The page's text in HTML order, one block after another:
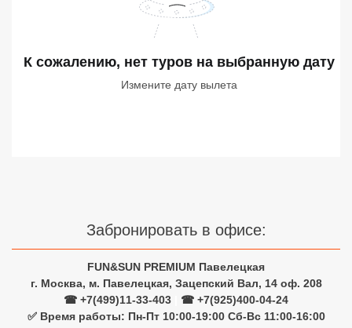
К сожалению, нет туров на выбранную дату
Измените дату вылета
Забронировать в офисе:
FUN&SUN PREMIUM Павелецкая
г. Москва, м. Павелецкая, Зацепский Вал, 14 оф. 208
☎ +7(499)11-33-403
☎ +7(925)400-04-24
✅ Время работы: Пн-Пт 10:00-19:00 Сб-Вс 11:00-16:00
Сетевые отели ОАЭ
Сетевые отели Мальдив
Сетевые отели Бали
Сетевые отели Сейшел